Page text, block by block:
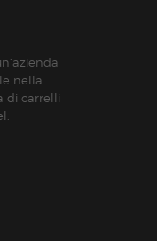
nella
di carrelli